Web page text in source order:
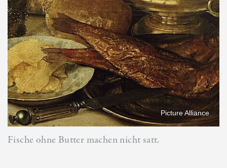
Picture Alliance
Fische ohne Butter machen nicht satt.